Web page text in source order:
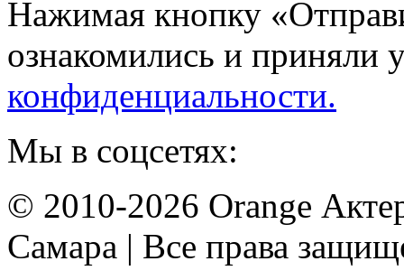
Нажимая кнопку
ознакомились и приняли
конфиденциальности.
Мы в соцсетях:
© 2010-2026 Orange
Самара | Все права